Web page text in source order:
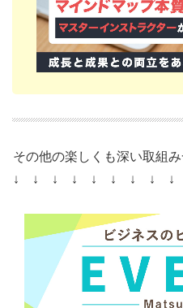
その他の楽しくも深い取組
↓ ↓ ↓ ↓ ↓ ↓ ↓ ↓